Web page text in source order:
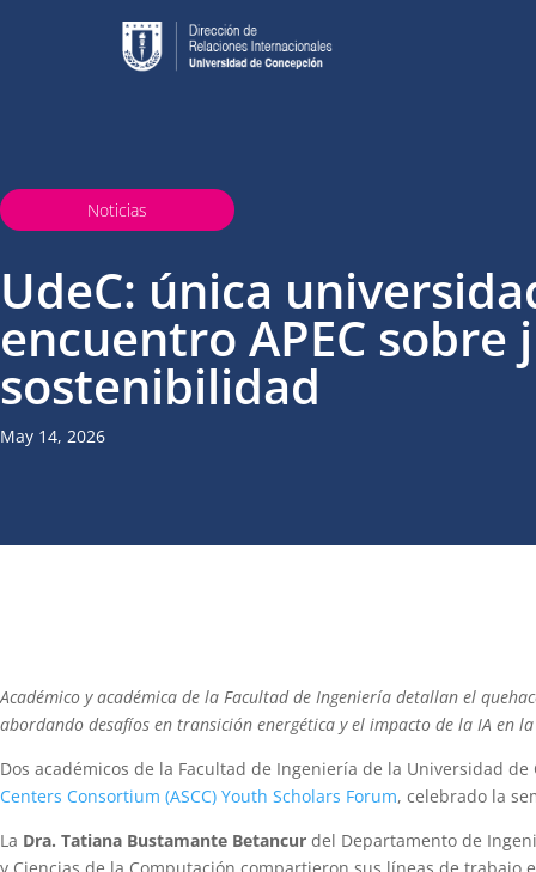
Noticias
UdeC: única
encuentro APEC
sostenibilidad
May 14, 2026
Académico y académica de la Facultad de Ingeniería detallan el
abordando desafíos en transición energética y el impacto de la IA en
Dos académicos de la Facultad de Ingeniería de la Universidad
Centers Consortium (ASCC) Youth Scholars Forum, celebrado la
La Dra. Tatiana Bustamante Betancur del Departamento de